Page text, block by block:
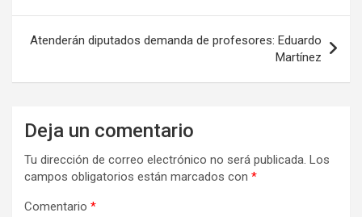
entradas
Atenderán diputados demanda de profesores: Eduardo
Martínez
Deja un comentario
Tu dirección de correo electrónico no será publicada. Los
campos obligatorios están marcados con *
Comentario *